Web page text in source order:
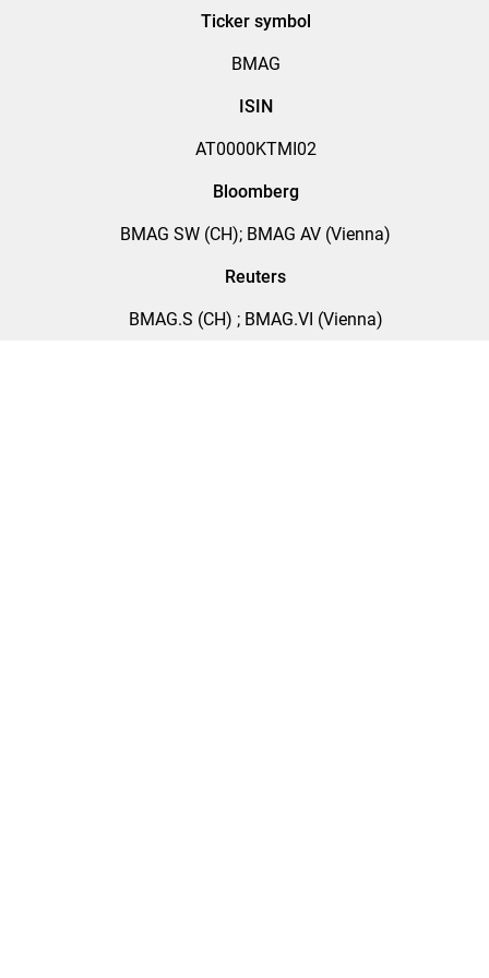
Ticker symbol
BMAG
ISIN
AT0000KTMI02
Bloomberg
BMAG SW (CH); BMAG AV (Vienna)
Reuters
BMAG.S (CH) ; BMAG.VI (Vienna)